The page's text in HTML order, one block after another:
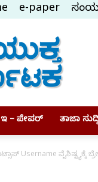
e-paper
ಇ – ಪೇಪರ್ ತಾಜಾ
Username ವೈಶಿಷ್ಟ್ಯಕ್ಕೆ